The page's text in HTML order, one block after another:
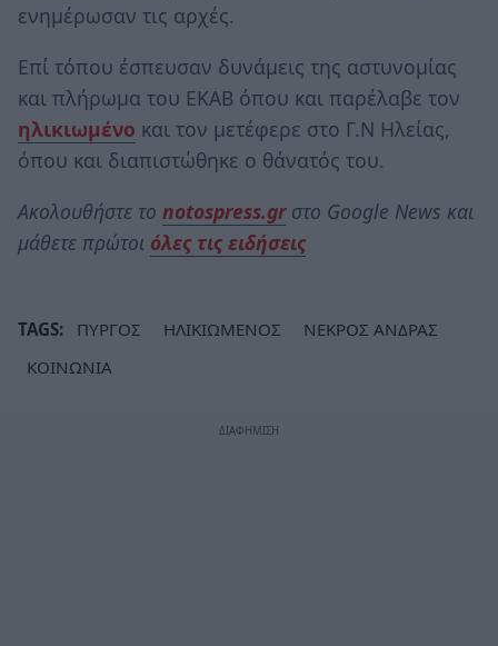
ενημέρωσαν τις αρχές.
Επί τόπου έσπευσαν δυνάμεις της αστυνομίας
και πλήρωμα του ΕΚΑΒ όπου και παρέλαβε τον
ηλικιωμένο και τον μετέφερε στο Γ.Ν Ηλείας,
όπου και διαπιστώθηκε ο θάνατός του.
Ακολουθήστε το notospress.grστο Google News και
μάθετε πρώτοι όλες τις ειδήσεις
TAGS: ΠΥΡΓΟΣ ΗΛΙΚΙΩΜΕΝΟΣ
ΝΕΚΡΟΣ ΑΝΔΡΑΣ
ΚΟΙΝΩΝΙΑ